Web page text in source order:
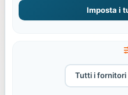
Imposta i
Tutti i fornitori